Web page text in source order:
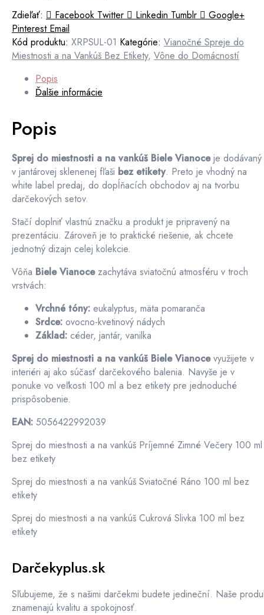
Zdieľať:
Facebook Twitter Linkedin Tumblr
Google+
Pinterest Email
Kód produktu: XRPSUL-01 Kategórie: Vianočné Spreje do
Miestnosti a na Vankúš Bez Etikety, Vône do Domácností
Popis
Ďalšie informácie
Popis
Sprej do miestnosti a na vankúš Biele Vianoceje dodávaný
v jantárovej sklenenej fľaši bez etikety. Preto je vhodný na
white label predaj, do dopĺňacích obchodov aj na tvorbu
darčekových setov.
Stačí doplniť vlastnú značku a produkt je pripravený na
prezentáciu. Zároveň je to praktické riešenie, ak chcete
jednotný dizajn celej kolekcie.
Vôňa Biele Vianocezachytáva sviatočnú atmosféru v troch
vrstvách:
Vrchné tóny: eukalyptus, mäta pomaranča
Srdce: ovocno-kvetinový nádych
Základ: céder, jantár, vanilka
Sprej do miestnosti a na vankúš Biele Vianocevyužijete v
interiéri aj ako súčasť darčekového balenia. Navyše je v
ponuke vo veľkosti 100 ml a bez etikety pre jednoduché
prispôsobenie.
EAN: 5056422992039
Sprej do miestnosti a na vankúš Príjemné Zimné Večery 100 ml
bez etikety
Sprej do miestnosti a na vankúš Sviatočné Ráno 100 ml bez
etikety
Sprej do miestnosti a na vankúš Cukrová Slivka 100 ml bez
etikety
Darčekyplus.sk
Sľubujeme, že s našimi darčekmi budete jedineční. Naše
znamenajú kvalitu a spokojnosť.